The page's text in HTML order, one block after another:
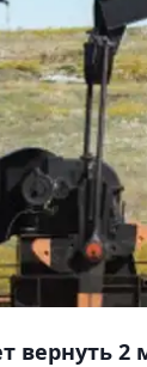
вернуть 2